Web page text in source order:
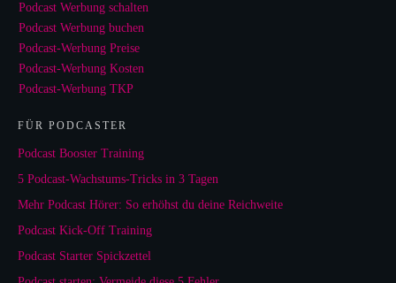
Podcast Werbung schalten
Podcast Werbung buchen
Podcast-Werbung Preise
Podcast-Werbung Kosten
Podcast-Werbung TKP
FÜR PODCASTER
Podcast Booster Training
5 Podcast-Wachstums-Tricks in 3 Tagen
Mehr Podcast Hörer: So erhöhst du deine Reichweite
Podcast Kick-Off Training
Podcast Starter Spickzettel